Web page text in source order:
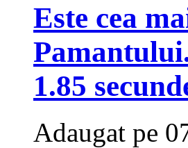
Este cea
1.85
Adaugat pe